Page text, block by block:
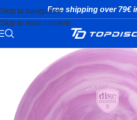
Skip to navigation
Skip to main content
Free shipping over 79€